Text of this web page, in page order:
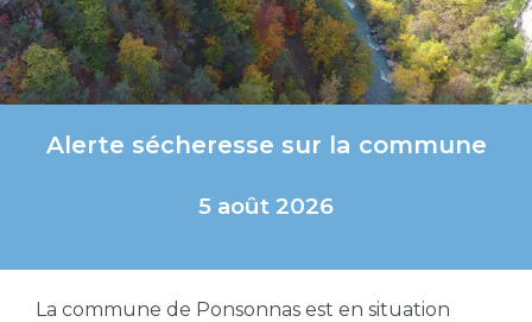
Alerte sécheresse sur la commune
5 août 2026
La commune de Ponsonnas est en situation